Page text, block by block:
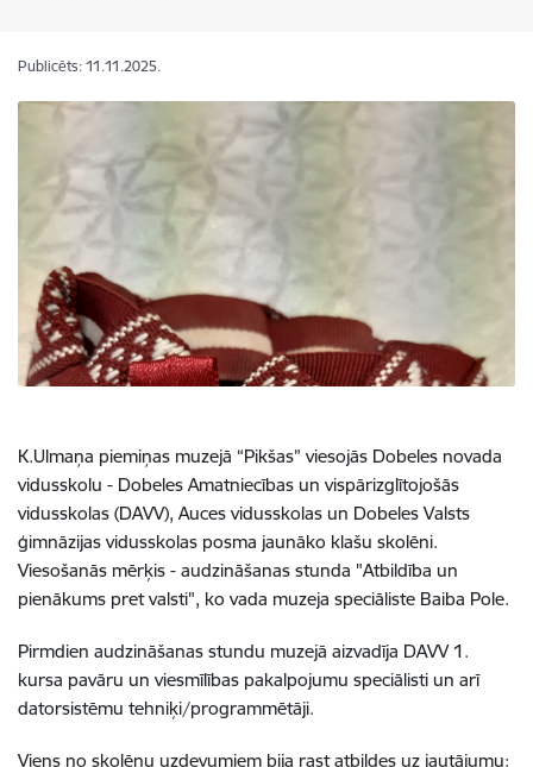
Publicēts: 11.11.2025.
K.Ulmaņa piemiņas muzejā “Pikšas” viesojās Dobeles novada
vidusskolu - Dobeles Amatniecības un vispārizglītojošās
vidusskolas (DAVV), Auces vidusskolas un Dobeles Valsts
ģimnāzijas vidusskolas posma jaunāko klašu skolēni.
Viesošanās mērķis - audzināšanas stunda "Atbildība un
pienākums pret valsti", ko vada muzeja speciāliste Baiba Pole.
Pirmdien audzināšanas stundu muzejā aizvadīja DAVV 1.
kursa pavāru un viesmīlības pakalpojumu speciālisti un arī
datorsistēmu tehniķi/programmētāji.
Viens no skolēnu uzdevumiem bija rast atbildes uz jautājumu: